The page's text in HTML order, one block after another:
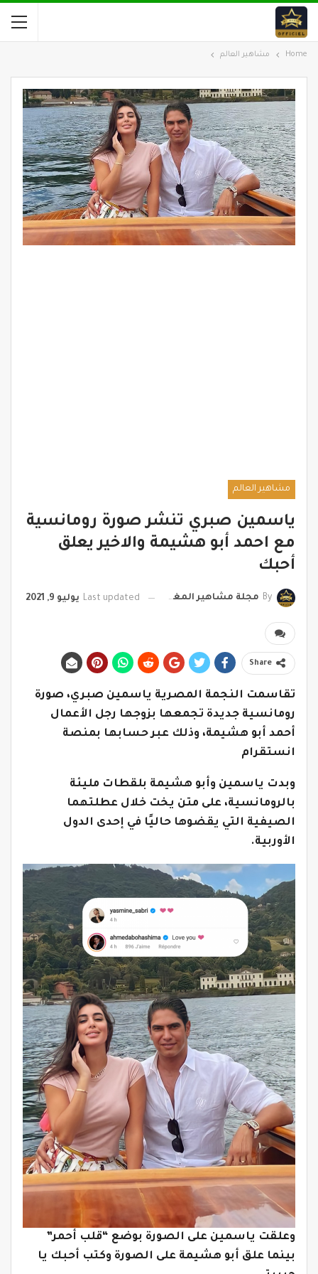
Home مشاهير العالم
مشاهير العالم
ياسمين صبري تنشر صورة رومانسية
مع احمد أبو هشيمة والاخير يعلق
أحبك
By مجلة مشاهير المغرب Last updated يوليو 9, 2021
Share
تقاسمت النجمة المصرية ياسمين صبري، صورة
رومانسية جديدة تجمعها بزوجها رجل الأعمال
أحمد أبو هشيمة، وذلك عبر حسابها بمنصة
انستقرام
وبدت ياسمين وأبو هشيمة بلقطات مليئة
بالرومانسية، على متن يخت خلال عطلتهما
الصيفية التي يقضوها حاليًا في إحدى الدول
الأوربية.
وعلقت ياسمين على الصورة بوضع “قلب أحمر”
بينما علق أبو هشيمة على الصورة وكتب أحبك يا